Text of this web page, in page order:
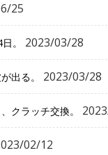
25
。 2023/03/28
出る。 2023/03/28
クラッチ交換。
02/12